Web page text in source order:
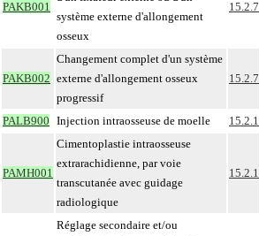
PAKB001
système externe d'allongement
osseux
15.2.7
PAKB002
Changement complet d'un système
externe d'allongement osseux
progressif
15.2.7
PALB900 Injection intraosseuse de moelle 15.2.1
PAMH001
Cimentoplastie intraosseuse
extrarachidienne, par voie
transcutanée avec guidage
radiologique
15.2.1
Réglage secondaire et/ou